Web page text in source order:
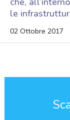
le
02 Ottobre 2017